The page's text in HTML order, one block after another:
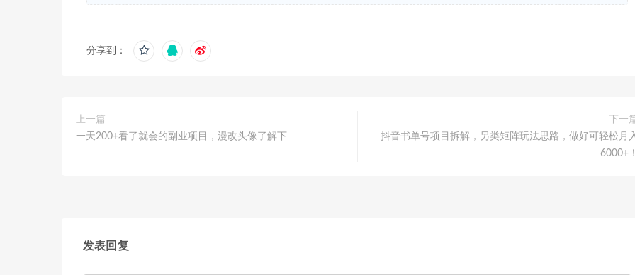
分享到：
上一篇
一天200+看了就会的副业项目，漫改头像了解下
下一
抖音书单号项目拆解，另类矩阵玩法思路，做好可轻松月
6000+！
发表回复